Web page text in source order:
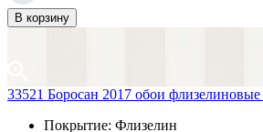
В корзину
33521 Боросан 2017 обои
Покрытие: Флизелин